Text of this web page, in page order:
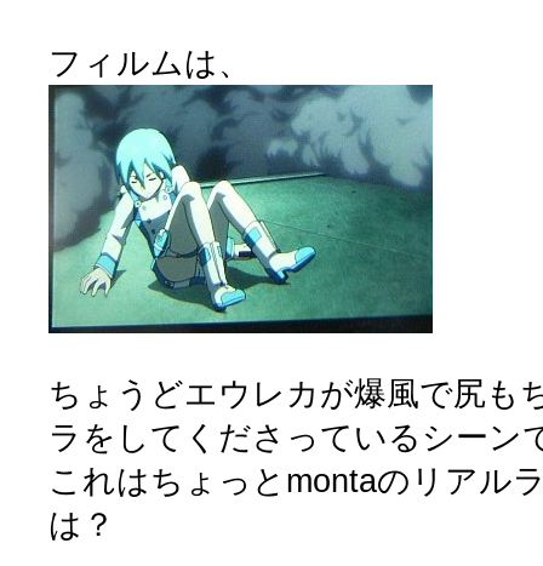
フィルムは、
ちょうどエウレカが爆風で尻も
ラをしてくださっているシーン
これはちょっとmontaのリアル
は？